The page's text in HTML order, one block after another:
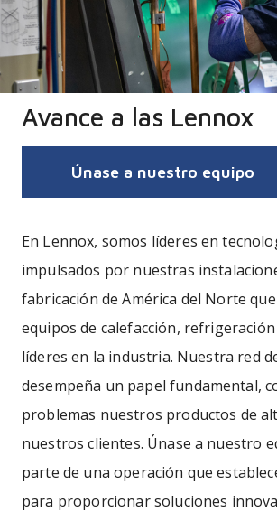
Avance a las Lennox
Únase a nuestro equipo
En Lennox, somos líderes en
impulsados por nuestras
fabricación de América del Norte
equipos de calefacción,
líderes en la industria. Nuestra red
desempeña un papel fundamental,
problemas nuestros productos de
nuestros clientes. Únase a nuestro
parte de una operación que
para proporcionar soluciones